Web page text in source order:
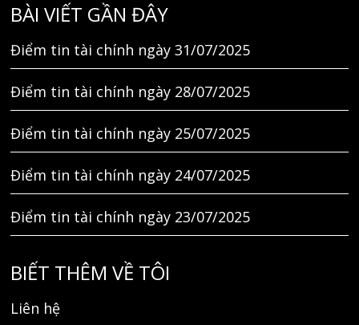
BÀI VIẾT GẦN ĐÂY
Điểm tin tài chính ngày 31/07/2025
Điểm tin tài chính ngày 28/07/2025
Điểm tin tài chính ngày 25/07/2025
Điểm tin tài chính ngày 24/07/2025
Điểm tin tài chính ngày 23/07/2025
BIẾT THÊM VỀ TÔI
Liên hệ